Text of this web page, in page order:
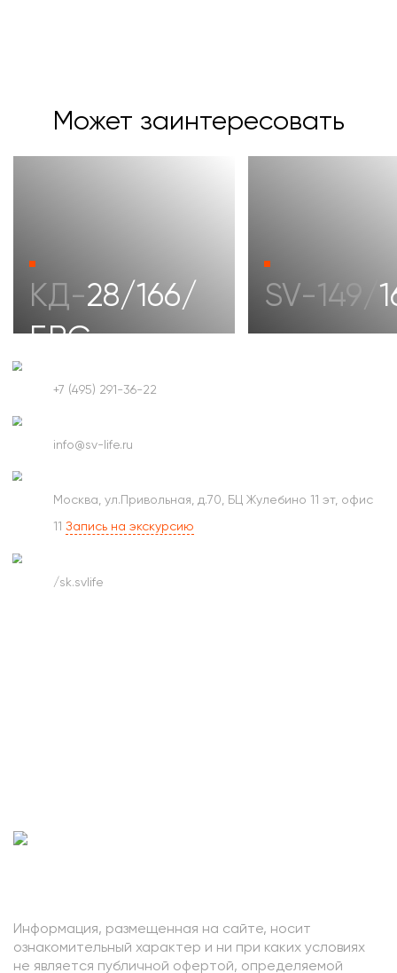
На яндексе
Может заинтересовать
+7 (495) 291-36-22
info@sv-life.ru
Москва, ул.Привольная, д.70, БЦ Жулебино 11 эт, офис
11 Запись на экскурсию
/sk.svlife
Информация, размещенная на сайте, носит
ознакомительный характер и ни при каких условиях
не является публичной офертой, определяемой